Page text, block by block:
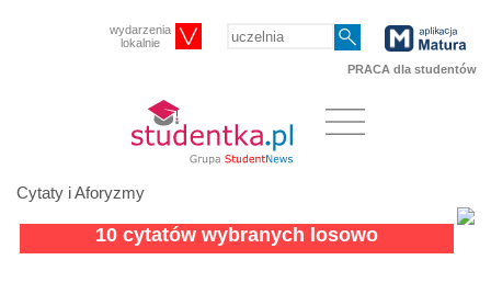
wydarzenia
lokalnie
PRACA dla studentów
Cytaty i Aforyzmy
10 cytatów wybranych losowo